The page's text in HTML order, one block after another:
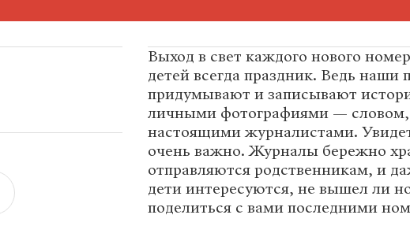
Выход в свет каждого нового
детей всегда праздник. Ведь наши
придумывают и записывают
личными фотографиями — словом,
настоящими журналистами.
очень важно. Журналы бережно
отправляются родственникам, и
дети интересуются, не вышел ли
поделиться с вами последними